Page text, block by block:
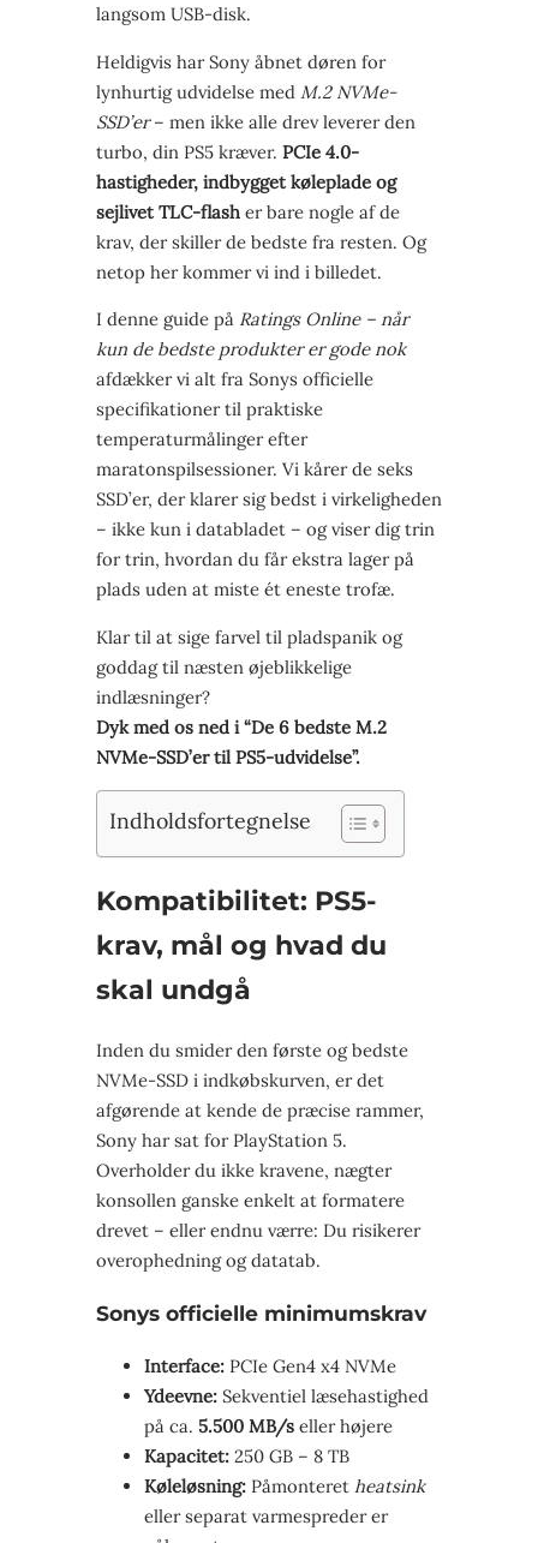
langsom USB-disk.
Heldigvis har Sony åbnet døren for
lynhurtig udvidelse med M.2 NVMe-
SSD’er– men ikke alle drev leverer den
turbo, din PS5 kræver. PCIe 4.0-
hastigheder, indbygget køleplade og
sejlivet TLC-flash er bare nogle af de
krav, der skiller de bedste fra resten. Og
netop her kommer vi ind i billedet.
I denne guide på Ratings Online – når
kun de bedste produkter er gode nok
afdækker vi alt fra Sonys officielle
specifikationer til praktiske
temperaturmålinger efter
maratonspilsessioner. Vi kårer de seks
SSD’er, der klarer sig bedst i virkeligheden
– ikke kun i databladet – og viser dig trin
for trin, hvordan du får ekstra lager på
plads uden at miste ét eneste trofæ.
Klar til at sige farvel til pladspanik og
goddag til næsten øjeblikkelige
indlæsninger?
Dyk med os ned i “De 6 bedste M.2
NVMe-SSD’er til PS5-udvidelse”.
Indholdsfortegnelse
Kompatibilitet: PS5-
krav, mål og hvad du
skal undgå
Inden du smider den første og bedste
NVMe-SSD i indkøbskurven, er det
afgørende at kende de præcise rammer,
Sony har sat for PlayStation 5.
Overholder du ikke kravene, nægter
konsollen ganske enkelt at formatere
drevet – eller endnu værre: Du risikerer
overophedning og datatab.
Sonys officielle minimumskrav
Interface: PCIe Gen4 x4 NVMe
Ydeevne: Sekventiel læsehastighed
på ca. 5.500 MB/s eller højere
Kapacitet: 250 GB – 8 TB
Køleløsning: Påmonteret heatsink
eller separat varmespreder er